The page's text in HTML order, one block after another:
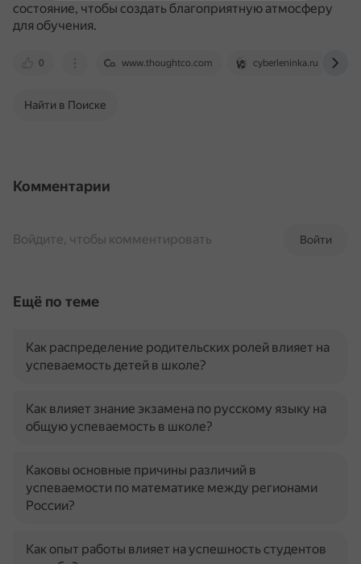
состояние, чтобы создать благоприятную атмосферу
для обучения.
0 www.thoughtco.com cyberleninka.ru
Найти в Поиске
Комментарии
Войти
Войдите, чтобы комментировать
Ещё по теме
Как распределение родительских ролей влияет на
успеваемость детей в школе?
Как влияет знание экзамена по русскому языку на
общую успеваемость в школе?
Каковы основные причины различий в
успеваемости по математике между регионами
России?
Как опыт работы влияет на успешность студентов